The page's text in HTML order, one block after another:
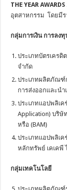
THE YEAR AWARDS
อุตสาหกรรม โดยมีร
กลุ่มการเงิน การลงทุ
ประเภทบัตรเครดิ
จำกัด
ประเภทผลิตภัณฑ์ก
การส่งออกและนำ
ประเภทแอปพลิเค
Application) บริ
หรือ (BAM)
ประเภทแอปพลิเ
หลักทรัพย์ เคเคพี
กลุ่มเทคโนโลยี